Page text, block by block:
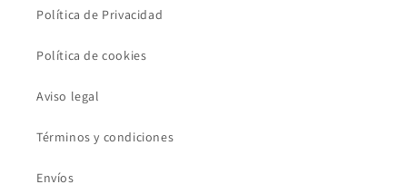
Política de Privacidad
Política de cookies
Aviso legal
Términos y condiciones
Envíos